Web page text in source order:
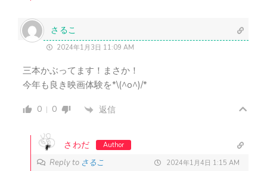
さるこ
2024年1月3日 11:09 AM
三本かぶってます！まさか！
今年も良き映画体験を*\(^o^)/*
0 0 返信
さわだ Author
Reply to さるこ 2024年1月4日 1:15 AM